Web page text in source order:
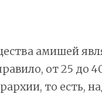
амишей
от 25 до
то есть,